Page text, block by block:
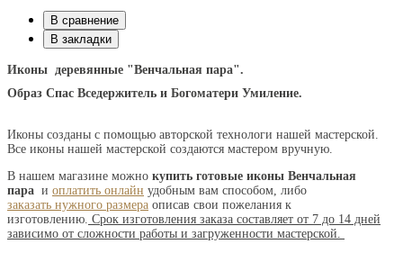
В сравнение
В закладки
Иконы деревянные "Венчальная пара".
Образ Спас Вседержитель и Богоматери Умиление.
Иконы созданы с помощью авторской технологи нашей мастерской.
Все иконы нашей мастерской создаются мастером вручную.
В нашем магазине можно купить готовые иконы Венчальная
пара и оплатить онлайн удобным вам способом, либо
заказать нужного размера описав свои пожелания к
изготовлению. Срок изготовления заказа составляет от 7 до 14 дней
зависимо от сложности работы и загруженности мастерской.